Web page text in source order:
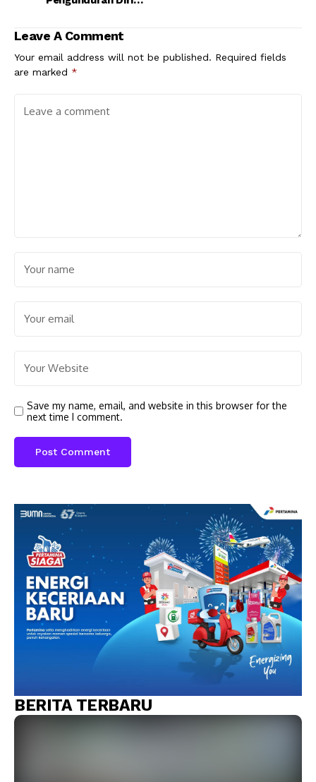
Leave A Comment
Your email address will not be published. Required fields
are marked *
Save my name, email, and website in this browser for the
next time I comment.
BERITA TERBARU